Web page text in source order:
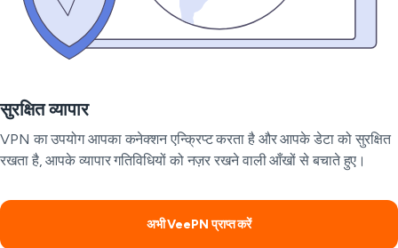
सुरक्षित व्यापार
VPN का उपयोग आपका कनेक्शन एन्क्रिप्ट करता है और आपके डेटा को सुरक्षित
रखता है, आपके व्यापार गतिविधियों को नज़र रखने वाली आँखों से बचाते हुए।
अभी VeePN प्राप्त करें